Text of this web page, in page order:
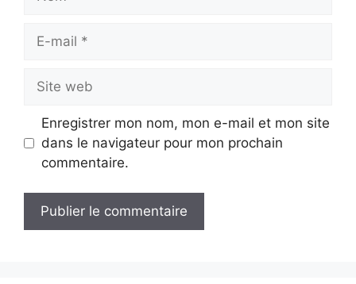
mail
web
Enregistrer mon nom, mon e-mail et mon site
dans le navigateur pour mon prochain
commentaire.